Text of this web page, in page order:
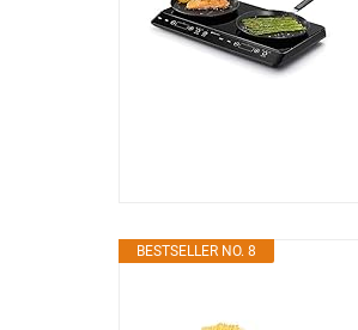
BESTSELLER NO. 8